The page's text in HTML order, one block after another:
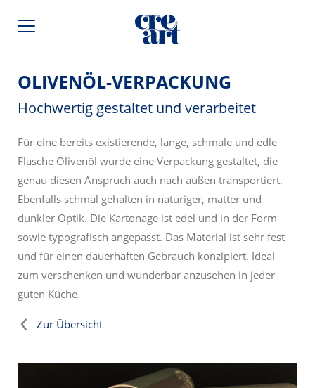
OLIVENÖL-VERPACKUNG
Hochwertig gestaltet und verarbeitet
Für eine bereits existierende, lange, schmale und edle
Flasche Olivenöl wurde eine Verpackung gestaltet, die
genau diesen Anspruch auch nach außen transportiert.
Ebenfalls schmal gehalten in naturiger, matter und
dunkler Optik. Die Kartonage ist edel und in der Form
sowie typografisch angepasst. Das Material ist sehr fest
und für einen dauerhaften Gebrauch konzipiert. Ideal
zum verschenken und wunderbar anzusehen in jeder
guten Küche.
Zur Übersicht